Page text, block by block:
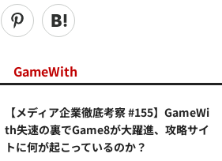
GameWith
【メディア企業徹底考察 #155】GameWi
th失速の裏でGame8が大躍進、攻略サイ
トに何が起こっているのか？